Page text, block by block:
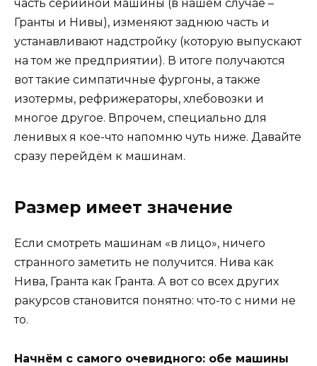
часть серийной машины (в нашем случае –
Гранты и Нивы), изменяют заднюю часть и
устанавливают надстройку (которую выпускают
на том же предприятии). В итоге получаются
вот такие симпатичные фургоны, а также
изотермы, рефрижераторы, хлебовозки и
многое другое. Впрочем, специально для
ленивых я кое-что напомню чуть ниже. Давайте
сразу перейдём к машинам.
Размер имеет значение
Если смотреть машинам «в лицо», ничего
странного заметить не получится. Нива как
Нива, Гранта как Гранта. А вот со всех других
ракурсов становится понятно: что-то с ними не
то.
Начнём с самого очевидного: обе машины